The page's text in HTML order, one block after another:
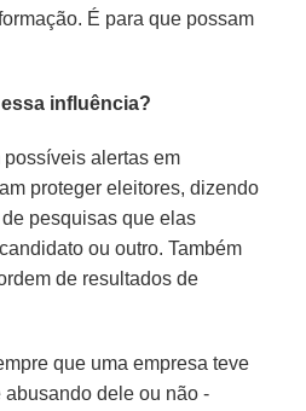
É para que possam
influência?
alertas em
proteger eleitores, dizendo
pesquisas que elas
ou outro. Também
de resultados de
que uma empresa teve
dele ou não -